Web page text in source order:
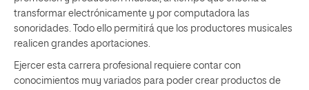
transformar electrónicamente y por computadora las
sonoridades. Todo ello permitirá que los productores musicales
realicen grandes aportaciones.
Ejercer esta carrera profesional requiere contar con
conocimientos muy variados para poder crear productos de